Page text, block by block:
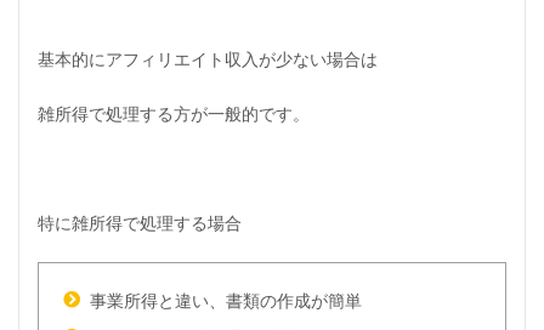
基本的にアフィリエイト収入が少ない場合は
雑所得で処理する方が一般的です。
特に雑所得で処理する場合
事業所得と違い、書類の作成が簡単